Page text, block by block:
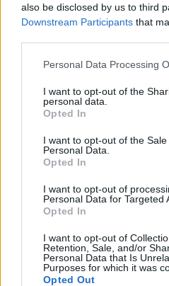
also be disclosed by us to third
Downstream Participants that
Please note that this website/
not limited to your visit or usage
grant or deny consent to
use your data for below
consent section.
Personal Data Processing
I want to opt-out of the
personal data.
Opted In
I want to opt-out of the
Personal Data.
Opted In
I want to opt-out of
Personal Data for Targeted
Opted In
I want to opt-out of
Retention, Sale, and/or
Personal Data that Is
Purposes for which it was
Opted Out
Ezért vásárolj
lakásfelújításnak!